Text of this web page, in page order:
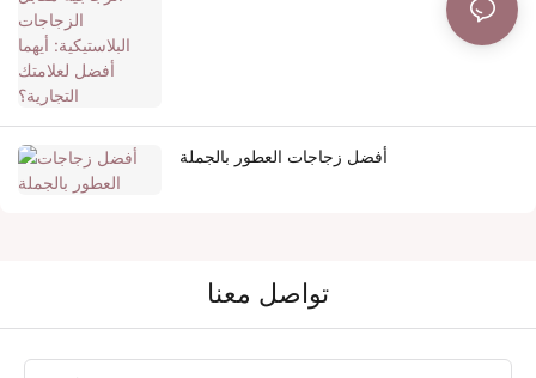
أفضل زجاجات العطور بالجملة
تواصل معنا